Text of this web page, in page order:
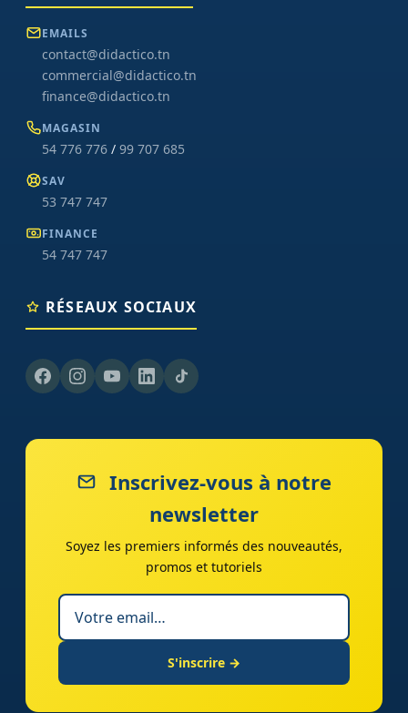
EMAILS
contact@didactico.tn
commercial@didactico.tn
finance@didactico.tn
MAGASIN
54 776 776 / 99 707 685
SAV
53 747 747
FINANCE
54 747 747
RÉSEAUX SOCIAUX
Inscrivez-vous à notre
newsletter
Soyez les premiers informés des nouveautés,
promos et tutoriels
S'inscrire →